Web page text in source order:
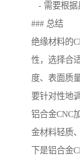
- 需要根据
### 总结
绝缘材料的
性，选择合
度、表面质
要针对性地
铝合金CNC
金材料轻质
下是铝合金